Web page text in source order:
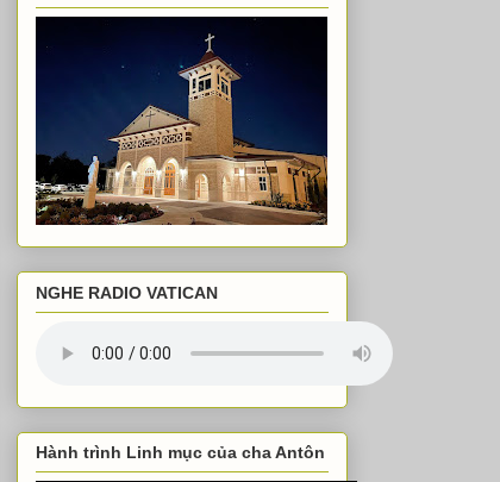
NGHE RADIO VATICAN
Hành trình Linh mục của cha Antôn